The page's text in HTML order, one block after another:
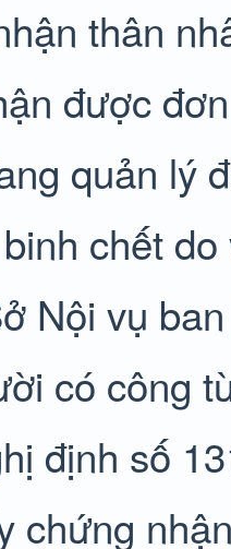
thân
được
quản lý
chết
Nội vụ
có công
định số
chứng